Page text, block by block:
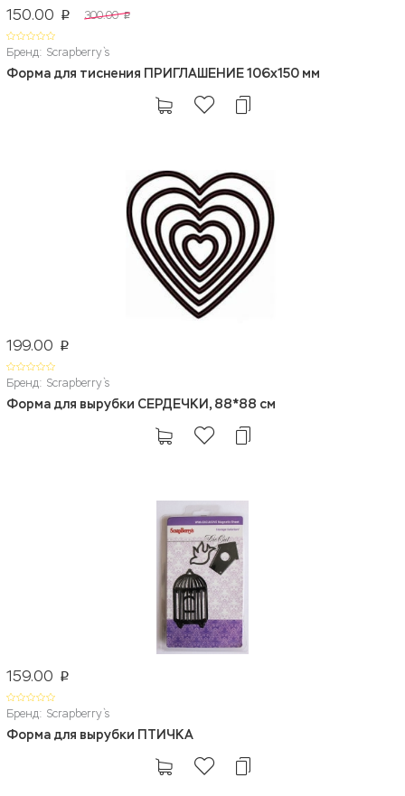
150.00 p 300.00 p
Бренд: Scrapberry`s
Форма для тиснения ПРИГЛАШЕНИЕ 106x150 мм
199.00 p
Бренд: Scrapberry`s
Форма для вырубки СЕРДЕЧКИ, 88*88 см
159.00 p
Бренд: Scrapberry`s
Форма для вырубки ПТИЧКА